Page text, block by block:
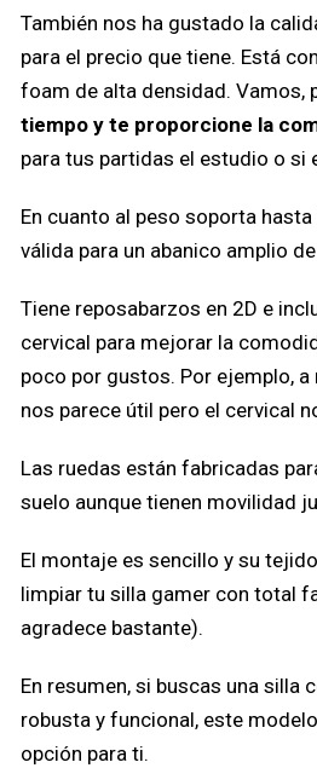
También nos ha gustado la
para el precio que tiene. Está
foam de alta densidad. Vamos,
tiempo y te proporcione la
para tus partidas el estudio o si
En cuanto al peso soporta
válida para un abanico amplio
Tiene reposabarzos en 2D e
cervical para mejorar la
poco por gustos. Por ejemplo,
nos parece útil pero el cervical
Las ruedas están fabricadas
suelo aunque tienen movilidad
El montaje es sencillo y su
limpiar tu silla gamer con total
agradece bastante).
En resumen, si buscas una silla
robusta y funcional, este
opción para ti.